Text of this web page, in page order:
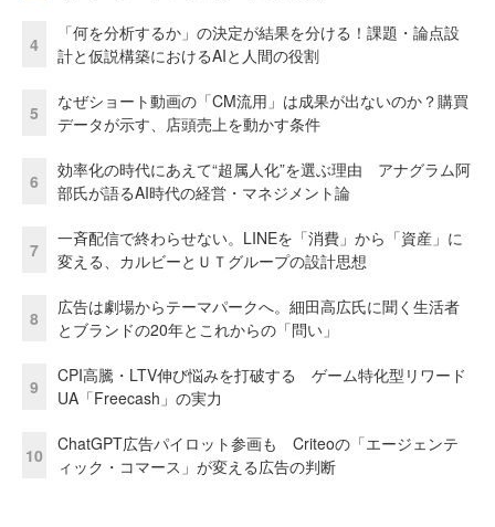
4
「何を分析するか」の決定が結果を分ける！課題・論点設
計と仮説構築におけるAIと人間の役割
5
なぜショート動画の「CM流用」は成果が出ないのか？購買
データが示す、店頭売上を動かす条件
6
効率化の時代にあえて“超属人化”を選ぶ理由 アナグラム阿
部氏が語るAI時代の経営・マネジメント論
7
一斉配信で終わらせない。LINEを「消費」から「資産」に
変える、カルビーとＵＴグループの設計思想
8
広告は劇場からテーマパークへ。細田高広氏に聞く生活者
とブランドの20年とこれからの「問い」
9
CPI高騰・LTV伸び悩みを打破する ゲーム特化型リワード
UA「Freecash」の実力
10
ChatGPT広告パイロット参画も Criteoの「エージェンテ
ィック・コマース」が変える広告の判断